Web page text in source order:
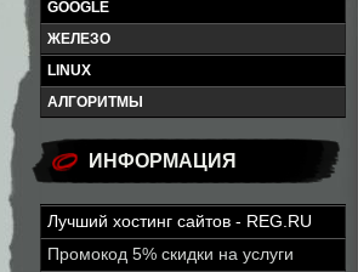
GOOGLE
ЖЕЛЕЗО
LINUX
АЛГОРИТМЫ
ИНФОРМАЦИЯ
Лучший хостинг сайтов - REG.RU
Промокод 5% скидки на услуги